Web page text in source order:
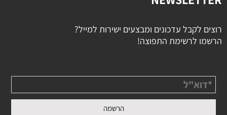
רוצים לקבל עדכונים ומבצעים ישירות למייל?
הרשמו לרשימת התפוצה!